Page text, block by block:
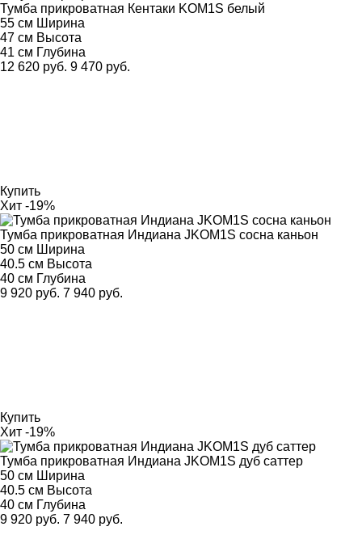
Тумба прикроватная Кентаки KOM1S белый
55 см Ширина
47 см Высота
41 см Глубина
12 620 руб. 9 470 руб.
Купить
Хит -19%
Тумба прикроватная Индиана JKOM1S сосна каньон
50 см Ширина
40.5 см Высота
40 см Глубина
9 920 руб. 7 940 руб.
Купить
Хит -19%
Тумба прикроватная Индиана JKOM1S дуб саттер
50 см Ширина
40.5 см Высота
40 см Глубина
9 920 руб. 7 940 руб.